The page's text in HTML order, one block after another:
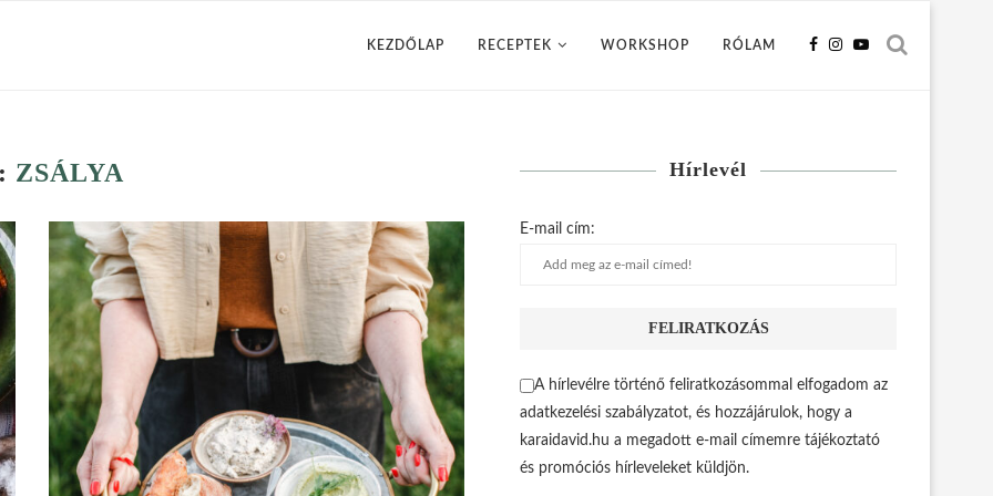
KEZDŐLAP RECEPTEK WORKSHOP RÓLAM
ZSÁLYA Hírlevél
E-mail cím:
A hírlevélre történő feliratkozásommal elfogadom az
adatkezelési szabályzatot, és hozzájárulok, hogy a
karaidavid.hu a megadott e-mail címemre tájékoztató
és promóciós hírleveleket küldjön.